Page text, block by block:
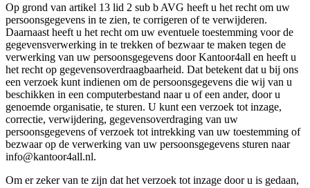
Op grond van artikel 13 lid 2 sub b AVG heeft u het recht om uw
persoonsgegevens in te zien, te corrigeren of te verwijderen.
Daarnaast heeft u het recht om uw eventuele toestemming voor de
gegevensverwerking in te trekken of bezwaar te maken tegen de
verwerking van uw persoonsgegevens door Kantoor4all en heeft u
het recht op gegevensoverdraagbaarheid. Dat betekent dat u bij ons
een verzoek kunt indienen om de persoonsgegevens die wij van u
beschikken in een computerbestand naar u of een ander, door u
genoemde organisatie, te sturen. U kunt een verzoek tot inzage,
correctie, verwijdering, gegevensoverdraging van uw
persoonsgegevens of verzoek tot intrekking van uw toestemming of
bezwaar op de verwerking van uw persoonsgegevens sturen naar
info@kantoor4all.nl.
Om er zeker van te zijn dat het verzoek tot inzage door u is gedaan,